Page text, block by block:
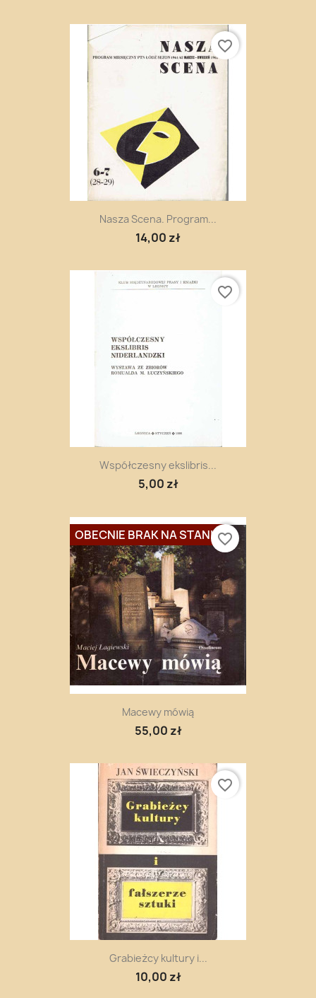
Nasza Scena. Program...
14,00 zł
favorite_border
Współczesny ekslibris...
5,00 zł
favorite_border
Macewy mówią
55,00 zł
OBECNIE BRAK NA STANIEfavorite_border
Grabieżcy kultury i...
10,00 zł
favorite_border